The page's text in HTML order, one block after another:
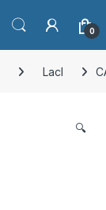
0
Lacl
🔍